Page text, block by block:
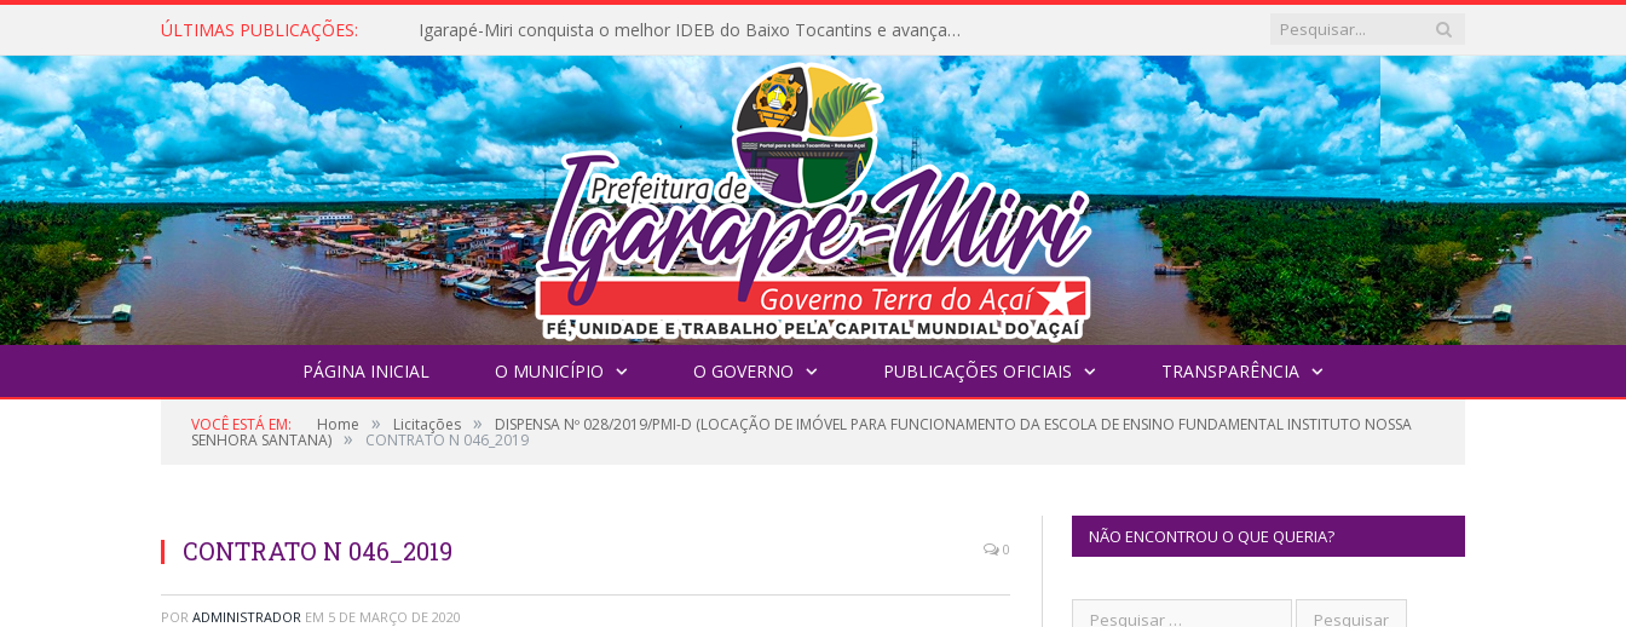
ÚLTIMAS PUBLICAÇÕES: Igarapé-Miri conquista o melhor IDEB do Baixo Tocantins e avança na qualidade da educação pública
PÁGINA INICIAL O MUNICÍPIO O GOVERNO PUBLICAÇÕES OFICIAIS TRANSPARÊNCIA
VOCÊ ESTÁ EM: Home » Licitações » DISPENSA Nº 028/2019/PMI-D (LOCAÇÃO DE IMÓVEL PARA FUNCIONAMENTO DA ESCOLA DE ENSINO FUNDAMENTAL INSTITUTO NOSSA
SENHORA SANTANA) » CONTRATO N 046_2019
CONTRATO N 046_2019 0
POR ADMINISTRADOR EM 5 DE MARÇO DE 2020
NÃO ENCONTROU O QUE QUERIA?